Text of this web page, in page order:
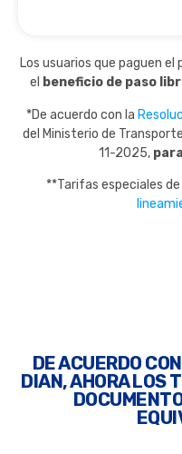
Los usuarios que paguen
el beneficio de paso
*De acuerdo con la
del Ministerio de
11-2025,
**Tarifas especiales
DE ACUERDO
DIAN, AHORA LOS